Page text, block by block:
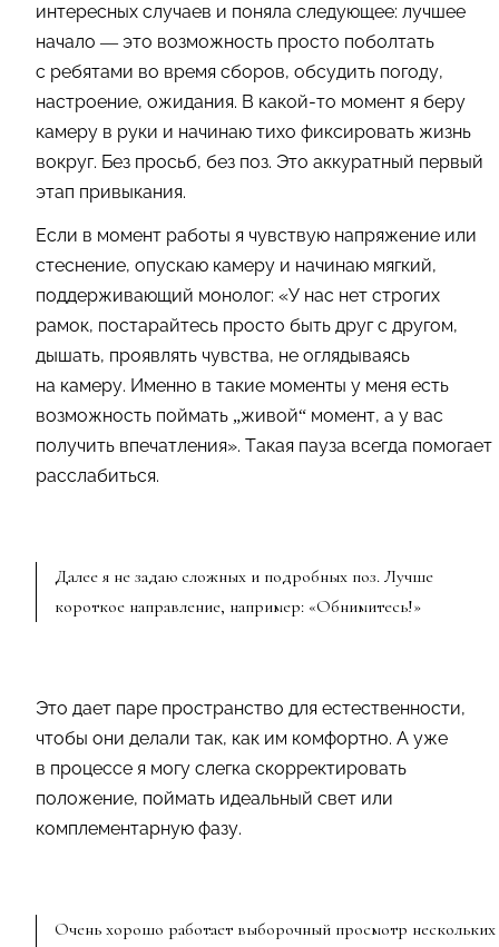
интересных случаев и поняла следующее: лучшее
начало — это возможность просто поболтать
с ребятами во время сборов, обсудить погоду,
настроение, ожидания. В какой-то момент я беру
камеру в руки и начинаю тихо фиксировать жизнь
вокруг. Без просьб, без поз. Это аккуратный первый
этап привыкания.
Если в момент работы я чувствую напряжение или
стеснение, опускаю камеру и начинаю мягкий,
поддерживающий монолог: «У нас нет строгих
рамок, постарайтесь просто быть друг с другом,
дышать, проявлять чувства, не оглядываясь
на камеру. Именно в такие моменты у меня есть
возможность поймать „живой“ момент, а у вас
получить впечатления». Такая пауза всегда помогает
расслабиться.
Далее я не задаю сложных и подробных поз. Лучше
короткое направление, например: «Обнимитесь!»
Это дает паре пространство для естественности,
чтобы они делали так, как им комфортно. А уже
в процессе я могу слегка скорректировать
положение, поймать идеальный свет или
комплементарную фазу.
Очень хорошо работает выборочный просмотр нескольких